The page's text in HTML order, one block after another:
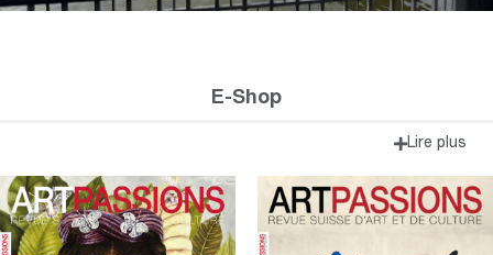
E-Shop
Lire plus